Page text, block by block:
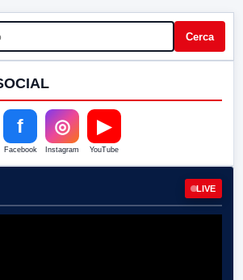
Cerca
f
Facebook
◎
Instagram
▶
YouTube
LIVE